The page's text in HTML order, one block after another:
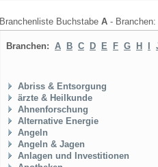
Branchenliste Buchstabe A - Branchen:
Branchen: A B C D E F G H
Abriss & Entsorgung
ärzte & Heilkunde
Ahnenforschung
Alternative Energie
Angeln
Angeln & Jagen
Anlagen und Investitionen